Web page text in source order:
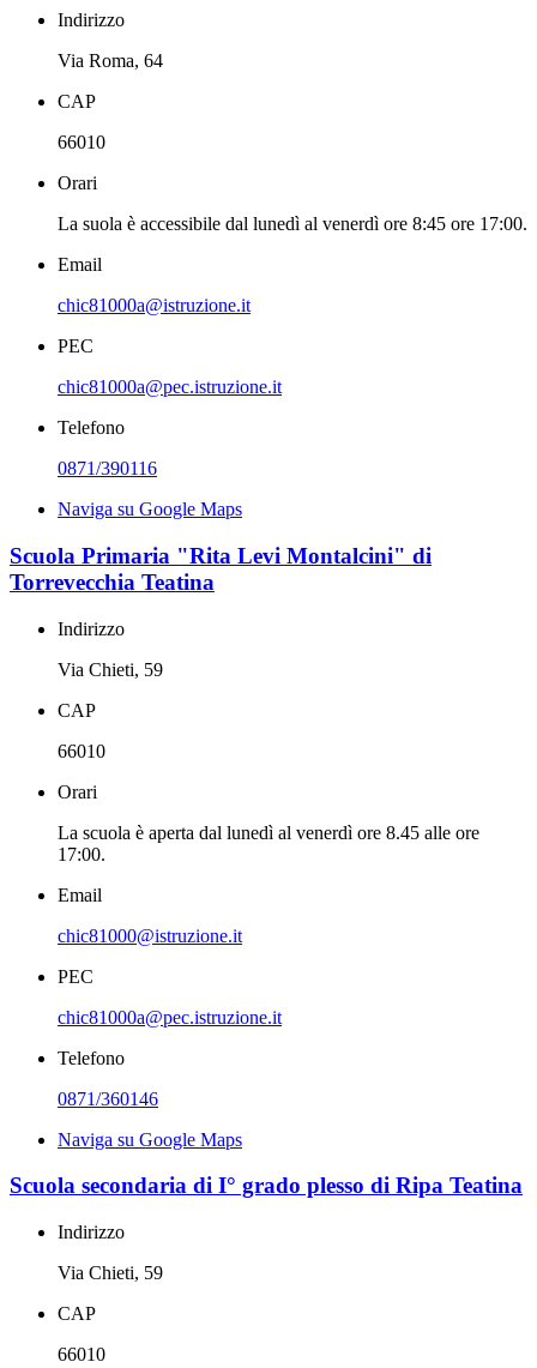
Indirizzo
Via Roma, 64
CAP
66010
Orari
La suola è accessibile dal lunedì al venerdì ore 8:45 ore 17:00.
Email
chic81000a@istruzione.it
PEC
chic81000a@pec.istruzione.it
Telefono
0871/390116
Naviga su Google Maps
Scuola Primaria "Rita Levi Montalcini" di
Torrevecchia Teatina
Indirizzo
Via Chieti, 59
CAP
66010
Orari
La scuola è aperta dal lunedì al venerdì ore 8.45 alle ore
17:00.
Email
chic81000@istruzione.it
PEC
chic81000a@pec.istruzione.it
Telefono
0871/360146
Naviga su Google Maps
Scuola secondaria di I° grado plesso di Ripa Teatina
Indirizzo
Via Chieti, 59
CAP
66010